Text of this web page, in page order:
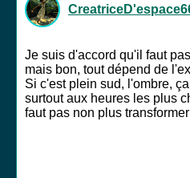
Je suis d'accord qu'il faut
mais bon, tout dépend de
Si c'est plein sud, l'ombre,
surtout aux heures les plus
faut pas non plus